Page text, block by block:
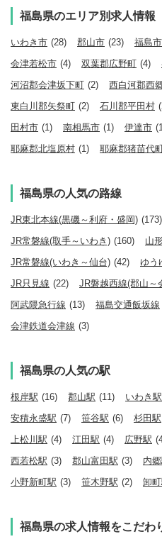
福島県のエリア別求人情報
いわき市 (28) 郡山市 (23) 福島市
会津若松市 (4) 双葉郡広野町 (4)
河沼郡会津坂下町 (2) 西白河郡西
東白川郡矢祭町 (2) 石川郡平田村
田村市 (1) 南相馬市 (1) 伊達市
耶麻郡北塩原村 (1) 耶麻郡猪苗代
福島県の人気の路線
JR東北本線(黒磯～利府・盛岡) (173)
JR常磐線(取手～いわき) (160) 山
JR常磐線(いわき～仙台) (42) ゆう
JR只見線 (22) JR磐越西線(郡山～
阿武隈急行線 (13) 福島交通飯坂線
会津鉄道会津線 (3)
福島県の人気の駅
根岸駅 (16) 郡山駅 (11) いわき駅
安積永盛駅 (7) 笹谷駅 (6) 杉田駅
上松川駅 (4) 江田駅 (4) 広野駅
西若松駅 (3) 郡山富田駅 (3) 内
小野新町駅 (3) 笹木野駅 (2) 卸
福島県の求人情報をこだわ